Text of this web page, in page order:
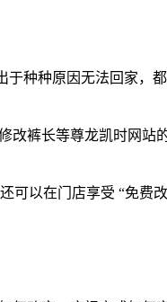
种种原因无法回家，
改裤长等尊龙凯时网站
以在门店享受 “免费